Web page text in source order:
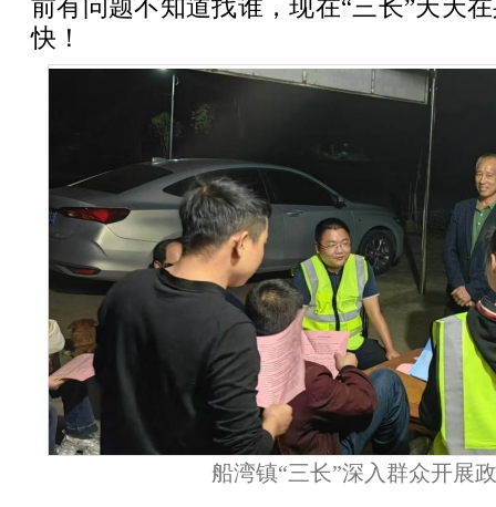
前有问题不知道找谁，现在“三长”天天
快！
船湾镇“三长”深入群众开展